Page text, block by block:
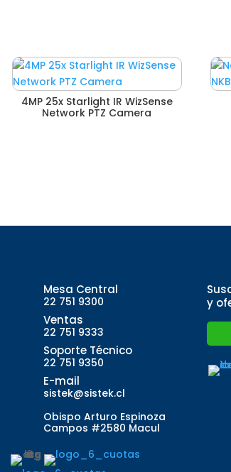
4MP 25x Starlight IR WizSense
Network PTZ Camera
Mesa Central
22 751 9300
Ventas
22 751 9333
Soporte Técnico
22 751 9350
E-mail
sistek@sistek.cl
Obispo Arturo Espinoza
Campos #2580 Macul
y